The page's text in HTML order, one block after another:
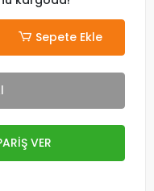
Sepete Ekle
VER